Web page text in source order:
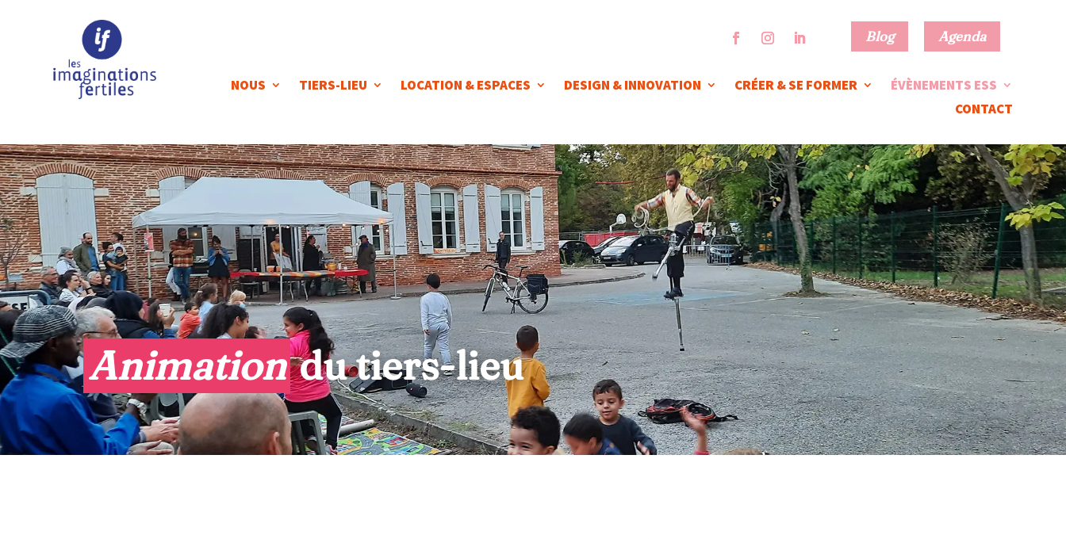
Blog Agenda
NOUS TIERS-LIEU LOCATION & ESPACES DESIGN & INNOVATION CRÉER & SE FORMER
ÉVÈNEMENTS ESS
CONTACT
Animation du tiers-lieu